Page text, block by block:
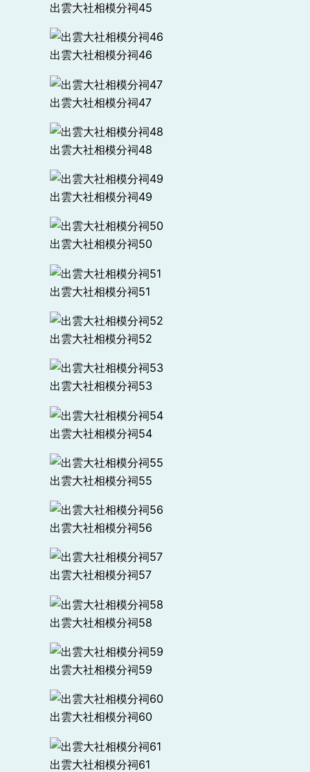
出雲大社相模分祠45
出雲大社相模分祠46
出雲大社相模分祠47
出雲大社相模分祠48
出雲大社相模分祠49
出雲大社相模分祠50
出雲大社相模分祠51
出雲大社相模分祠52
出雲大社相模分祠53
出雲大社相模分祠54
出雲大社相模分祠55
出雲大社相模分祠56
出雲大社相模分祠57
出雲大社相模分祠58
出雲大社相模分祠59
出雲大社相模分祠60
出雲大社相模分祠61